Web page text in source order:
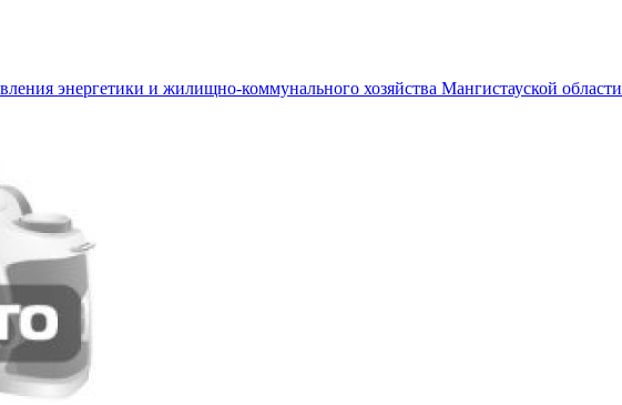
энергетики и жилищно-коммунального хозяйства Мангистауской области